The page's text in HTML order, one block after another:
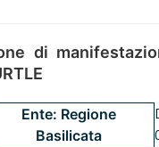
di
Ente: Regione
Basilicata